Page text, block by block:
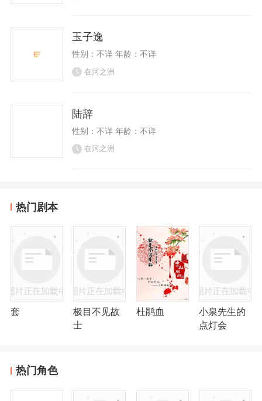
玉子逸
性别：不详 年龄：不详
在河之洲
陆辞
性别：不详 年龄：不详
在河之洲
热门剧本
套
极目不见故
士
杜鹃血
小泉先生的
点灯会
热门角色